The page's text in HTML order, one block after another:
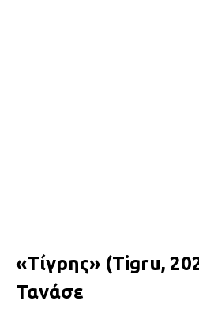
«Τίγρης» (Tigru,
Τανάσε